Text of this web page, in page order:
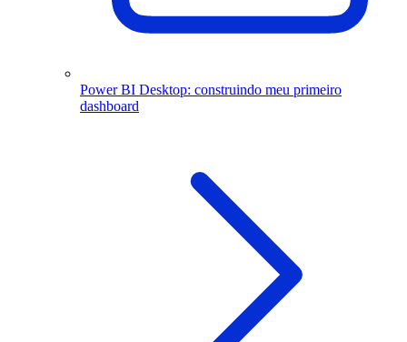
Power BI Desktop: construindo meu primeiro
dashboard